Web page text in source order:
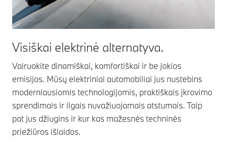
Visiškai elektrinė alternatyva.
Vairuokite dinamiškai, komfortiškai ir be jokios
emisijos. Mūsų elektriniai automobiliai jus nustebins
moderniausiomis technologijomis, praktiškais įkrovimo
sprendimais ir ilgais nuvažiuojamais atstumais. Taip
pat jus džiugins ir kur kas mažesnės techninės
priežiūros išlaidos.